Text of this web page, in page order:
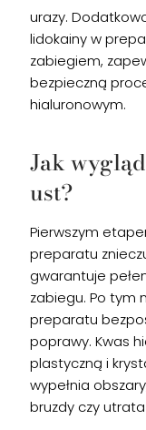
urazy.
lidokainy w
zabiegiem,
bezpieczną
hialuronowym.
Jak
ust?
Pierwszym
preparatu
gwarantuje
zabiegu. Po tym
preparatu
poprawy. Kwas
plastyczną i
wypełnia
bruzdy czy